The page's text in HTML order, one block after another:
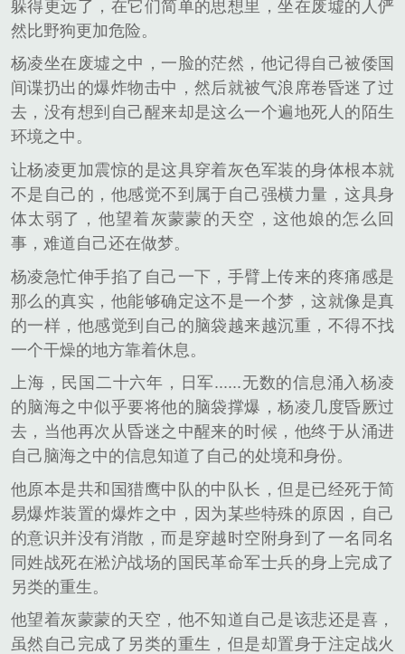
躲得更远了，在它们简单的思想里，坐在废墟的人俨
然比野狗更加危险。
杨凌坐在废墟之中，一脸的茫然，他记得自己被倭国
间谍扔出的爆炸物击中，然后就被气浪席卷昏迷了过
去，没有想到自己醒来却是这么一个遍地死人的陌生
环境之中。
让杨凌更加震惊的是这具穿着灰色军装的身体根本就
不是自己的，他感觉不到属于自己强横力量，这具身
体太弱了，他望着灰蒙蒙的天空，这他娘的怎么回
事，难道自己还在做梦。
杨凌急忙伸手掐了自己一下，手臂上传来的疼痛感是
那么的真实，他能够确定这不是一个梦，这就像是真
的一样，他感觉到自己的脑袋越来越沉重，不得不找
一个干燥的地方靠着休息。
上海，民国二十六年，日军......无数的信息涌入杨凌
的脑海之中似乎要将他的脑袋撑爆，杨凌几度昏厥过
去，当他再次从昏迷之中醒来的时候，他终于从涌进
自己脑海之中的信息知道了自己的处境和身份。
他原本是共和国猎鹰中队的中队长，但是已经死于简
易爆炸装置的爆炸之中，因为某些特殊的原因，自己
的意识并没有消散，而是穿越时空附身到了一名同名
同姓战死在淞沪战场的国民革命军士兵的身上完成了
另类的重生。
他望着灰蒙蒙的天空，他不知道自己是该悲还是喜，
虽然自己完成了另类的重生，但是却置身于注定战火